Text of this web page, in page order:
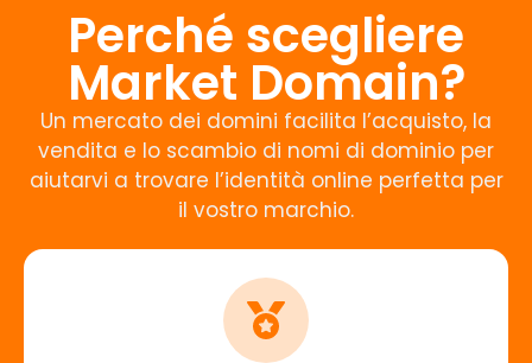
Perché scegliere
Market Domain?
Un mercato dei domini facilita l’acquisto, la
vendita e lo scambio di nomi di dominio per
aiutarvi a trovare l’identità online perfetta per
il vostro marchio.